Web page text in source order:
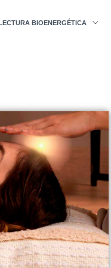
BIOENERGÉTICA